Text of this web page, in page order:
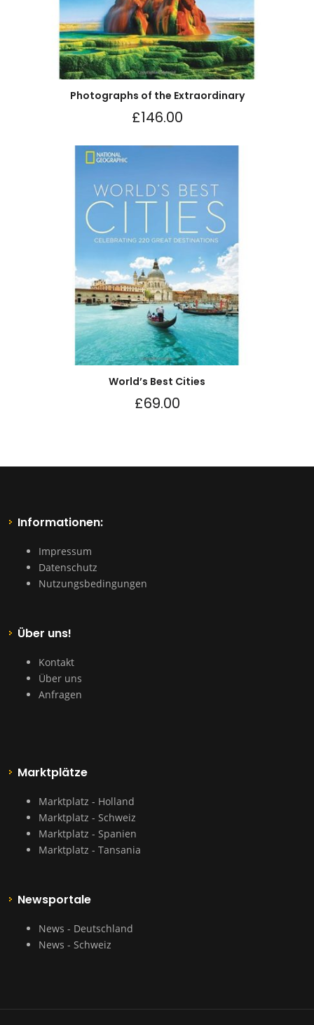
Photographs of the Extraordinary
£146.00
World’s Best Cities
£69.00
Informationen:
Impressum
Datenschutz
Nutzungsbedingungen
Über uns!
Kontakt
Über uns
Anfragen
Marktplätze
Marktplatz - Holland
Marktplatz - Schweiz
Marktplatz - Spanien
Marktplatz - Tansania
Newsportale
News - Deutschland
News - Schweiz